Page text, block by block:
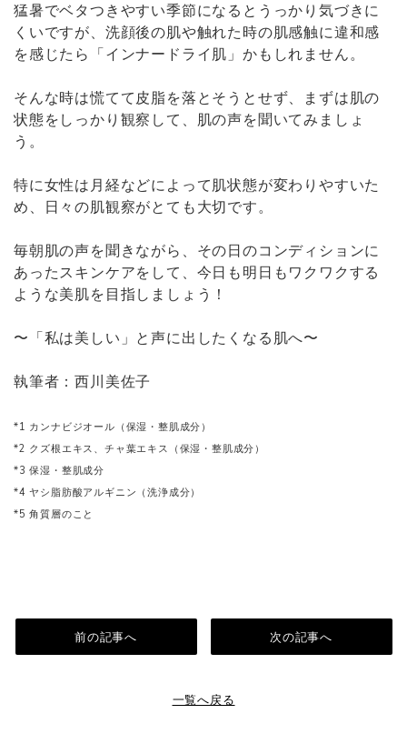
猛暑でベタつきやすい季節になるとうっかり気づきに
くいですが、洗顔後の肌や触れた時の肌感触に違和感
を感じたら「インナードライ肌」かもしれません。
そんな時は慌てて皮脂を落とそうとせず、まずは肌の
状態をしっかり観察して、肌の声を聞いてみましょ
う。
特に女性は月経などによって肌状態が変わりやすいた
め、日々の肌観察がとても大切です。
毎朝肌の声を聞きながら、その日のコンディションに
あったスキンケアをして、今日も明日もワクワクする
ような美肌を目指しましょう！
〜「私は美しい」と声に出したくなる肌へ〜
執筆者：西川美佐子
*1 カンナビジオール（保湿・整肌成分）
*2 クズ根エキス、チャ葉エキス（保湿・整肌成分）
*3 保湿・整肌成分
*4 ヤシ脂肪酸アルギニン（洗浄成分）
*5 角質層のこと
前の記事へ
一覧へ戻る
次の記事へ